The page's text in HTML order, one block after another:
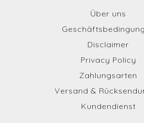
Über uns
Disclaimer
Privacy Policy
Zahlungsarten
Versand &
Kundendienst